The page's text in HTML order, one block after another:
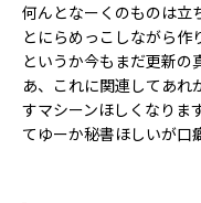
何んとなーくのものは立
とにらめっこしながら作
というか今もまだ更新の
あ、これに関連してあれ
すマシーンほしくなります
てゆーか秘書ほしいが口